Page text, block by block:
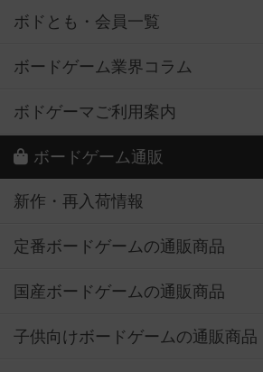
ボドとも・会員一覧
ボードゲーム業界コラム
ボドゲーマご利用案内
ボードゲーム通販
新作・再入荷情報
定番ボードゲームの通販商品
国産ボードゲームの通販商品
子供向けボードゲームの通販商品